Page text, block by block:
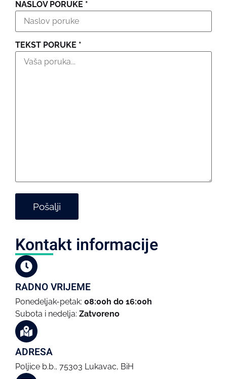
NASLOV PORUKE *
TEKST PORUKE *
Kontakt informacije
RADNO VRIJEME
Ponedeljak-petak: 08:00h do 16:00h
Subota i nedelja: Zatvoreno
ADRESA
Poljice b.b., 75303 Lukavac, BiH